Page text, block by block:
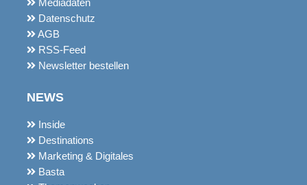
Impressum
Mediadaten
Datenschutz
AGB
RSS-Feed
NEWS
Inside
Destinations
Marketing & Digitales